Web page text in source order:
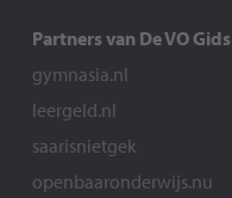
Partners van De VO Gids
gymnasia.nl
leergeld.nl
saarisnietgek
openbaaronderwijs.nu